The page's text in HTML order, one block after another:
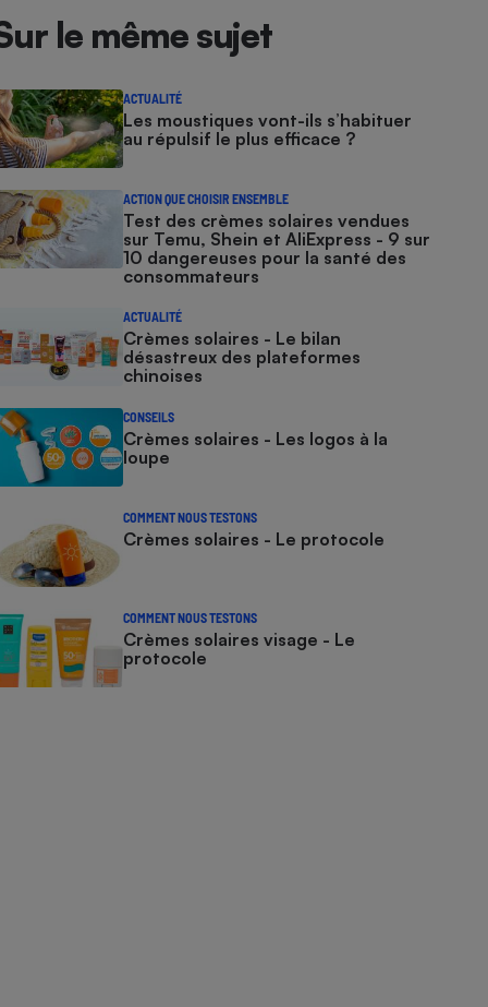
le même sujet
ACTUALITÉ
Les moustiques vont-ils s’habituer
au répulsif le plus efficace ?
ACTION QUE CHOISIR ENSEMBLE
Test des crèmes solaires vendues
sur Temu, Shein et AliExpress - 9 sur
10 dangereuses pour la santé des
consommateurs
ACTUALITÉ
Crèmes solaires - Le bilan
désastreux des plateformes
chinoises
CONSEILS
Crèmes solaires - Les logos à la
loupe
COMMENT NOUS TESTONS
Crèmes solaires - Le protocole
COMMENT NOUS TESTONS
Crèmes solaires visage - Le
protocole